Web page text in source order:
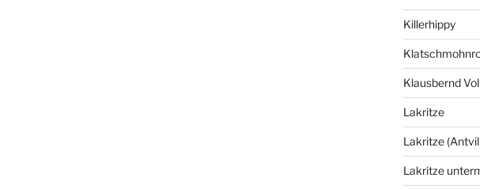
Killerhippy
Klausbernd
Lakritze
Lakritze
Lakritze